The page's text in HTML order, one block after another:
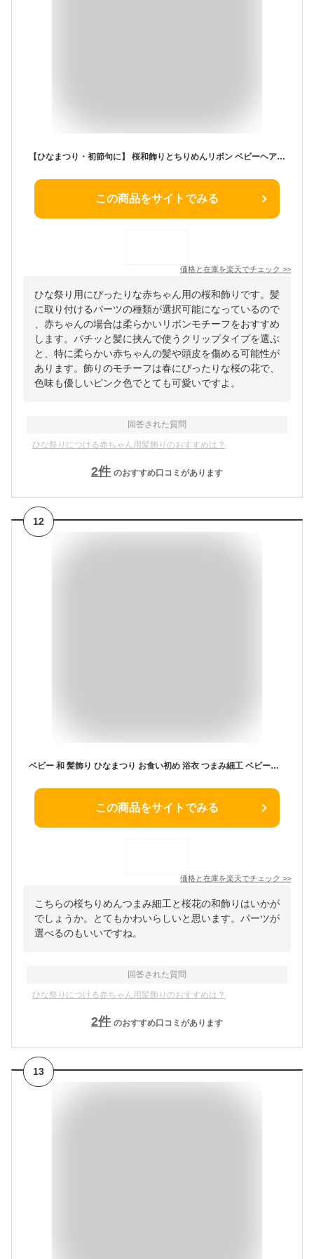
【ひなまつり・初節句に】 桜和飾りとちりめんリボン ベビーヘアバンド ヘアクリップ コーム 赤ちゃん 髪飾り 和装 袴ロンパース お食い初め 日本製
この商品をサイトでみる
価格と在庫を楽天でチェック >>
ひな祭り用にぴったりな赤ちゃん用の桜和飾りです。髪
に取り付けるパーツの種類が選択可能になっているので
、赤ちゃんの場合は柔らかいリボンモチーフをおすすめ
します。パチッと髪に挟んで使うクリップタイプを選ぶ
と、特に柔らかい赤ちゃんの髪や頭皮を傷める可能性が
あります。飾りのモチーフは春にぴったりな桜の花で、
色味も優しいピンク色でとても可愛いですよ。
回答された質問
ひな祭りにつける赤ちゃん用髪飾りのおすすめは？
2件 のおすすめ口コミがあります
12
ベビー 和 髪飾り ひなまつり お食い初め 浴衣 つまみ細工 ベビーヘアバンド ヘアクリップ 【桜ちりめんつまみ細工と桜花の和飾り】 ヘアアクセサリー 袴ロンパース ベビー袴 初節句 赤ちゃん 花 ピンク 七五三 子供 ベビー袴 女の子 新生児 着物 ヘアバンド こども 桃の花
この商品をサイトでみる
価格と在庫を楽天でチェック >>
こちらの桜ちりめんつまみ細工と桜花の和飾りはいかが
でしょうか。とてもかわいらしいと思います。パーツが
選べるのもいいですね。
回答された質問
ひな祭りにつける赤ちゃん用髪飾りのおすすめは？
2件 のおすすめ口コミがあります
13